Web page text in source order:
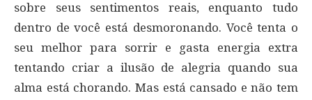
sobre seus sentimentos reais, enquanto tudo
dentro de você está desmoronando. Você tenta o
seu melhor para sorrir e gasta energia extra
tentando criar a ilusão de alegria quando sua
alma está chorando. Mas está cansado e não tem